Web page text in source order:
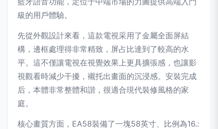
級的用戶體驗。
先從外觀設計來看，這款電視采用了金屬全面屏結
構，邊框處理得非常精致，屏占比達到了較高的水
平。這不僅讓電視在視覺效果上更具擴張感，也讓影
視觀看時減少干擾，襯托出畫面的沉浸感。安裝完成
后，本體非常整體和諧，很適合現代裝修風格的家
庭。
核心畫質方面，EA58裝備了一塊58英寸、比例為16.: